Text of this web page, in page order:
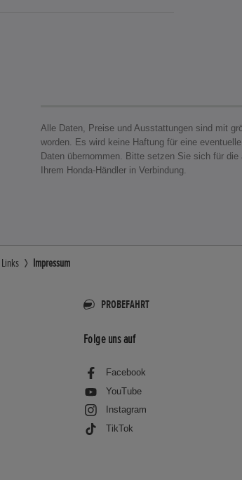
Alle Daten, Preise und Ausstattungen sind mit
worden. Es wird keine Haftung für eine
Daten übernommen. Bitte setzen Sie sich für
Ihrem Honda-Händler in Verbindung.
Impressum
PROBEFAHRT
Folge uns auf
Facebook
YouTube
Instagram
TikTok